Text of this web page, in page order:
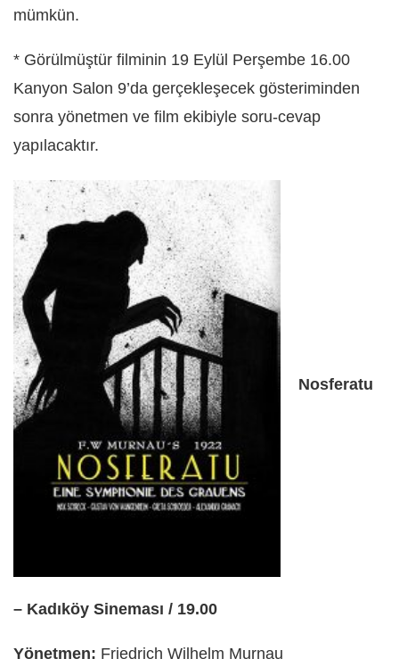
mümkün.
* Görülmüştür filminin 19 Eylül Perşembe 16.00
Kanyon Salon 9’da gerçekleşecek gösteriminden
sonra yönetmen ve film ekibiyle soru-cevap
yapılacaktır.
Nosferatu
– Kadıköy Sineması / 19.00
Yönetmen: Friedrich Wilhelm Murnau